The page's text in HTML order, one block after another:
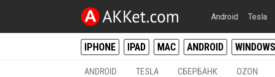
Android Tesla
IPHONE IPAD MAC ANDROID WINDOWS
ANDROID TESLA СБЕРБАНК OZON